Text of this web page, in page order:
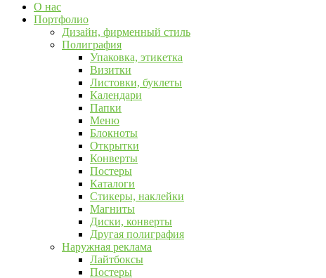
О нас
Портфолио
Дизайн, фирменный стиль
Полиграфия
Упаковка, этикетка
Визитки
Листовки, буклеты
Календари
Папки
Меню
Блокноты
Открытки
Конверты
Постеры
Каталоги
Стикеры, наклейки
Магниты
Диски, конверты
Другая полиграфия
Наружная реклама
Лайтбоксы
Постеры